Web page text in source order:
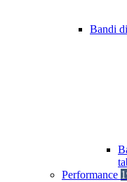
Bandi
Performance